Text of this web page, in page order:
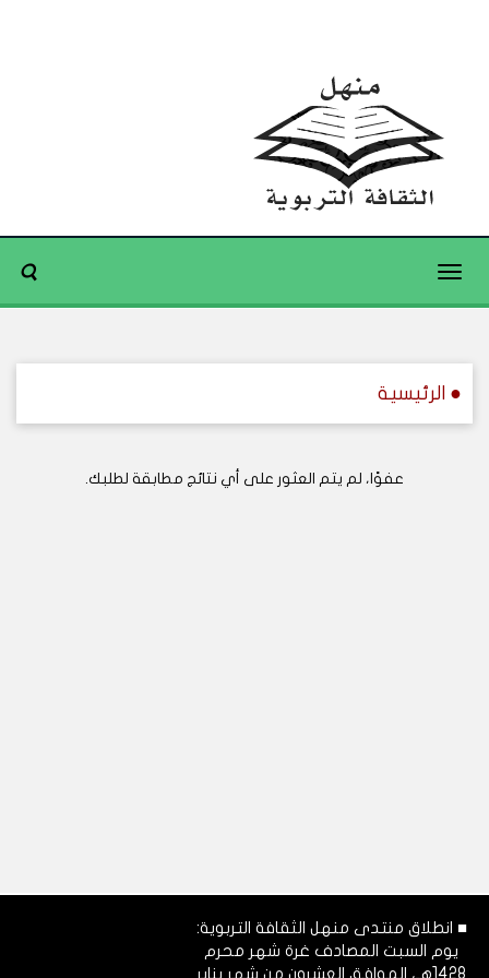
Toggle
● الرئيسية
عفوًا، لم يتم العثور على أي نتائج مطابقة لطلبك.
■ انطلاق منتدى منهل الثقافة التربوية:
يوم السبت المصادف غرة شهر محرم
1428هـ، الموافق العشرون من شهر يناير